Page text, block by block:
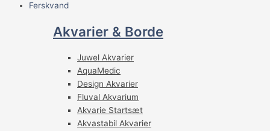
Ferskvand
Akvarier & Borde
Juwel Akvarier
AquaMedic
Design Akvarier
Fluval Akvarium
Akvarie Startsæt
Akvastabil Akvarier